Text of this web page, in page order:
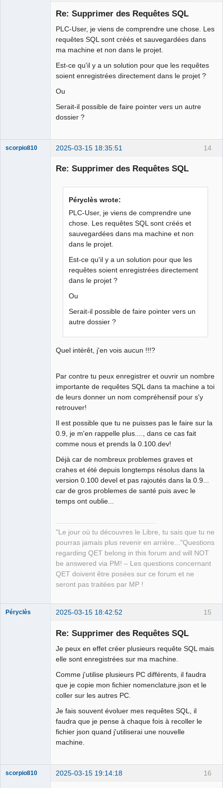
Re: Supprimer des Requêtes SQL
PLC-User, je viens de comprendre une chose. Les
requêtes SQL sont créés et sauvegardées dans
ma machine et non dans le projet.
Est-ce qu'il y a un solution pour que les requêtes
soient enregistrées directement dans le projet ?
Ou
Serait-il possible de faire pointer vers un autre
dossier ?
14
scorpio810 2025-03-15 18:35:51
Re: Supprimer des Requêtes SQL
Péryclès wrote:
PLC-User, je viens de comprendre une
chose. Les requêtes SQL sont créés et
sauvegardées dans ma machine et non
dans le projet.
Est-ce qu'il y a un solution pour que les
requêtes soient enregistrées directement
dans le projet ?
Ou
Serait-il possible de faire pointer vers un
autre dossier ?
Quel intérêt, j'en vois aucun !!!?
Par contre tu peux enregistrer et ouvrir un nombre
importante de requêtes SQL dans ta machine a toi
de leurs donner un nom compréhensif pour s'y
retrouver!
Il est possible que tu ne puisses pas le faire sur la
0.9, je m'en rappelle plus...., dans ce cas fait
comme nous et prends la 0.100.dev!
Déjà car de nombreux problemes graves et
crahes et été depuis longtemps résolus dans la
version 0.100 devel et pas rajoutés dans la 0.9...
car de gros problemes de santé puis avec le
temps ont oublie...
"Le jour où tu découvres le Libre, tu sais que tu ne
pourras jamais plus revenir en arrière..."Questions
regarding QET belong in this forum and will NOT
be answered via PM! – Les questions concernant
QET doivent être posées sur ce forum et ne
seront pas traitées par MP !
15
Péryclès 2025-03-15 18:42:52
Re: Supprimer des Requêtes SQL
Je peux en effet créer plusieurs requête SQL mais
elle sont enregistrées sur ma machine.
Comme j'utilise plusieurs PC différents, il faudra
que je copie mon fichier nomenclature.json et le
coller sur les autres PC.
Je fais souvent évoluer mes requêtes SQL, il
faudra que je pense à chaque fois à recoller le
fichier json quand j'utiliserai une nouvelle
machine.
16
scorpio810 2025-03-15 19:14:18